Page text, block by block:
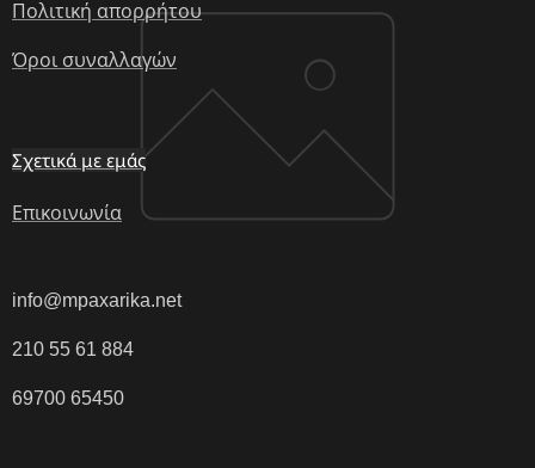
Πολιτική απορρήτου
Όροι συναλλαγών
Σχετικά με εμάς
Επικοινωνία
info@mpaxarika.net
210 55 61 884
69700 65450